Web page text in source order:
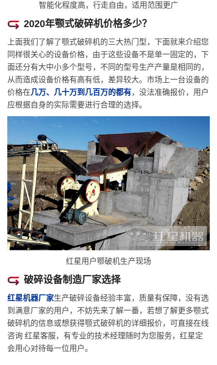
智能化程度高，行走自由，适用范围更广
2020年颚式破碎机价格多少？
上面我们了解了颚式破碎机的三大热门型，下面就来介绍您
同样很关心的设备价格，由于这些设备不是单一固定的，下
面还分有大中小多个型号，不同的型号生产产量是相同的，
从而造成设备价格有高有低，差异较大。市场上一台设备的
价格在几万、几十万到几百万的都有，没法准确报价，用户
应根据自身的实际需要进行合理的选择。
红星用户鄂破机生产现场
破碎设备制造厂家选择
红星机器厂家生产破碎设备经验丰富，质量有保障，没有选
到满意厂家的用户，不妨先来了解一番，若想了解更多颚式
破碎机的信息或想获得颚式破碎机的详细报价，可直接在线
咨询 红星客服，有专业的技术经理随时为您服务，红星定
会用心对待每一位用户。